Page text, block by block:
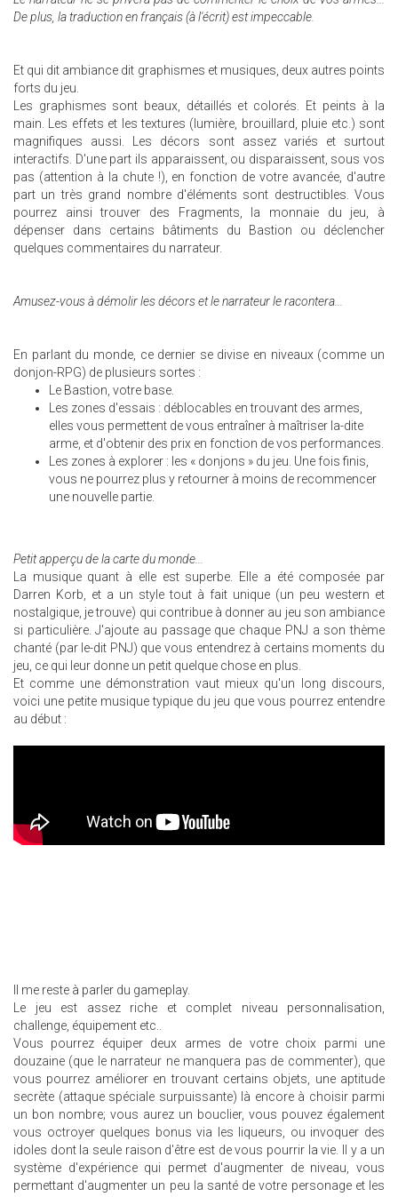
De plus, la traduction en français (à l'écrit) est impeccable.
Et qui dit ambiance dit graphismes et musiques, deux autres points
forts du jeu.
Les graphismes sont beaux, détaillés et colorés. Et peints à la
main. Les effets et les textures (lumière, brouillard, pluie etc.) sont
magnifiques aussi. Les décors sont assez variés et surtout
interactifs. D'une part ils apparaissent, ou disparaissent, sous vos
pas (attention à la chute !), en fonction de votre avancée, d'autre
part un très grand nombre d'éléments sont destructibles. Vous
pourrez ainsi trouver des Fragments, la monnaie du jeu, à
dépenser dans certains bâtiments du Bastion ou déclencher
quelques commentaires du narrateur.
Amusez-vous à démolir les décors et le narrateur le racontera...
En parlant du monde, ce dernier se divise en niveaux (comme un
donjon-RPG) de plusieurs sortes :
Le Bastion, votre base.
Les zones d'essais : déblocables en trouvant des armes,
elles vous permettent de vous entraîner à maîtriser la-dite
arme, et d'obtenir des prix en fonction de vos performances.
Les zones à explorer : les « donjons » du jeu. Une fois finis,
vous ne pourrez plus y retourner à moins de recommencer
une nouvelle partie.
Petit apperçu de la carte du monde...
La musique quant à elle est superbe. Elle a été composée par
Darren Korb, et a un style tout à fait unique (un peu western et
nostalgique, je trouve) qui contribue à donner au jeu son ambiance
si particulière. J'ajoute au passage que chaque PNJ a son thème
chanté (par le-dit PNJ) que vous entendrez à certains moments du
jeu, ce qui leur donne un petit quelque chose en plus.
Et comme une démonstration vaut mieux qu'un long discours,
voici une petite musique typique du jeu que vous pourrez entendre
au début :
Il me reste à parler du gameplay.
Le jeu est assez riche et complet niveau personnalisation,
challenge, équipement etc..
Vous pourrez équiper deux armes de votre choix parmi une
douzaine (que le narrateur ne manquera pas de commenter), que
vous pourrez améliorer en trouvant certains objets, une aptitude
secrète (attaque spéciale surpuissante) là encore à choisir parmi
un bon nombre; vous aurez un bouclier, vous pouvez également
vous octroyer quelques bonus via les liqueurs, ou invoquer des
idoles dont la seule raison d'être est de vous pourrir la vie. Il y a un
système d'expérience qui permet d'augmenter de niveau, vous
permettant d'augmenter un peu la santé de votre personage et les